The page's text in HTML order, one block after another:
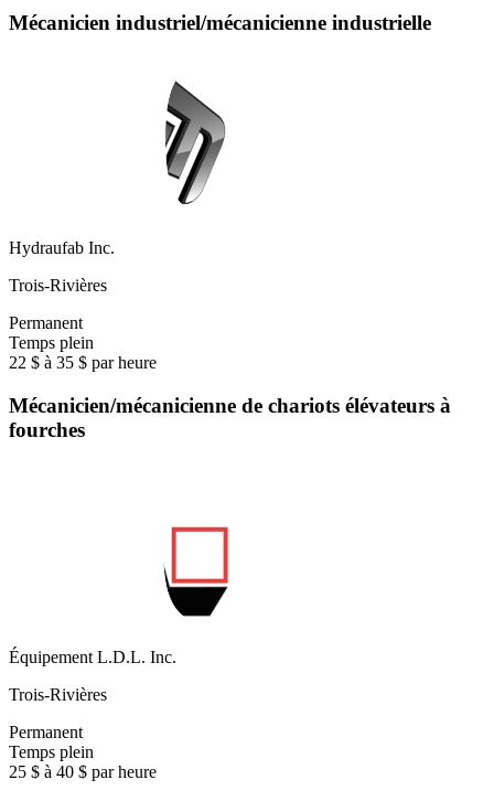
Mécanicien industriel/mécanicienne industrielle
Hydraufab Inc.
Trois-Rivières
Permanent
Temps plein
22 $ à 35 $ par heure
Mécanicien/mécanicienne de chariots élévateurs à
fourches
Équipement L.D.L. Inc.
Trois-Rivières
Permanent
Temps plein
25 $ à 40 $ par heure